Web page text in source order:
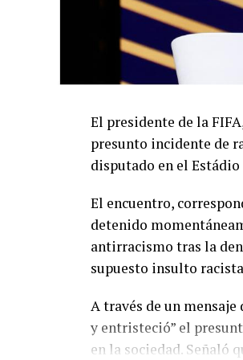
El presidente de la
presunto incidente de
disputado en el Estádio
El encuentro,
detenido
antirracismo tras la
supuesto insulto
A través de un
y entristeció” el
en la sociedad. Señaló